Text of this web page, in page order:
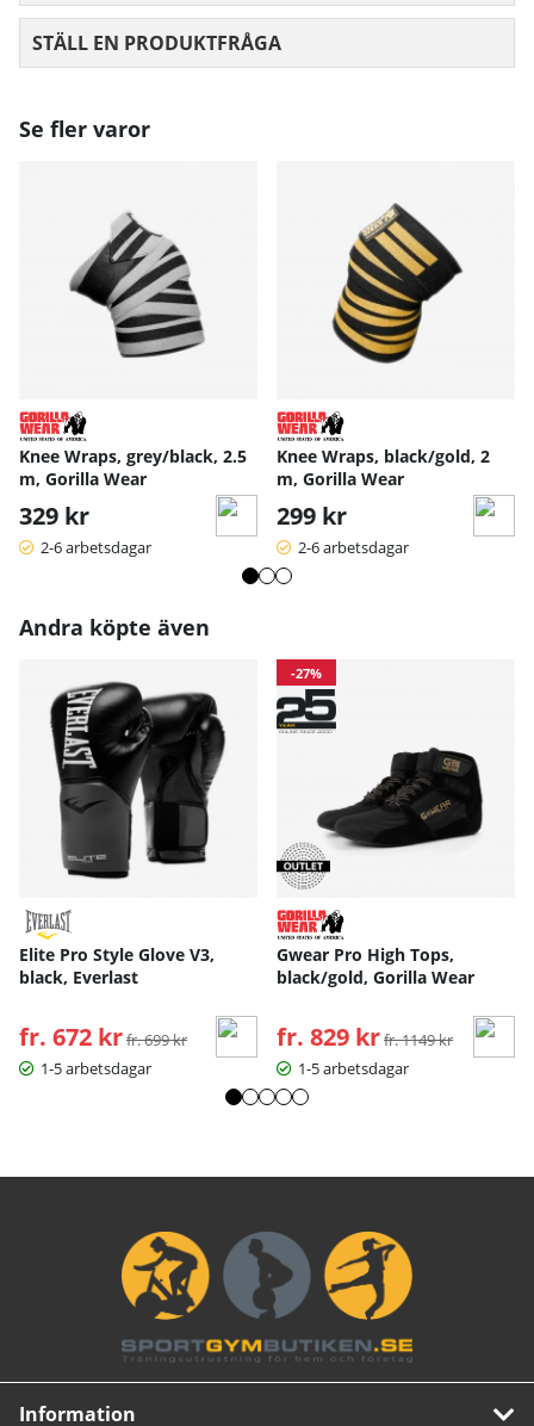
STÄLL EN PRODUKTFRÅGA
Se fler varor
Knee Wraps, grey/black, 2.5
m, Gorilla Wear
329 kr
2-6 arbetsdagar
Knee Wraps, black/gold, 2
m, Gorilla Wear
299 kr
2-6 arbetsdagar
Andra köpte även
Elite Pro Style Glove V3,
black, Everlast
fr. 672 kr Ordinarie pris:
fr. 699 kr
1-5 arbetsdagar
-27%
Gwear Pro High Tops,
black/gold, Gorilla Wear
fr. 829 kr Ordinarie pris:
fr. 1149 kr
1-5 arbetsdagar
Information